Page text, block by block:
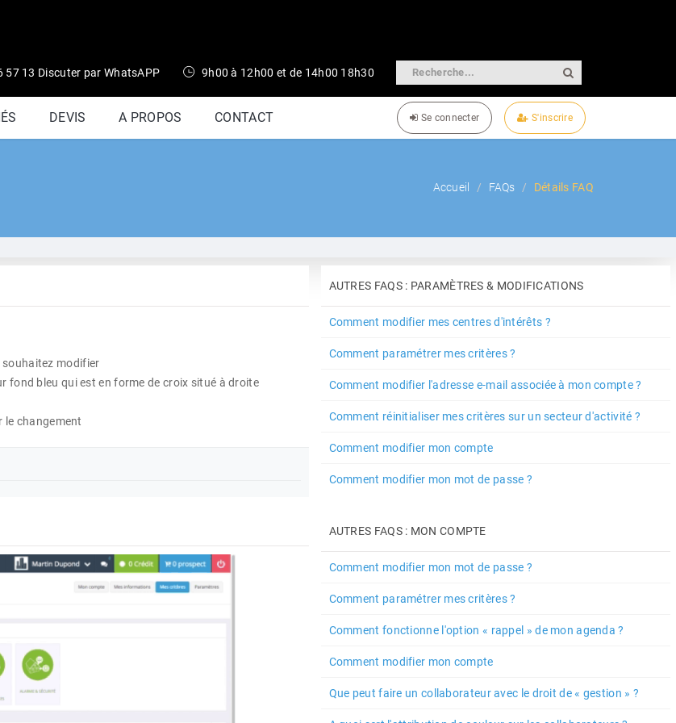
57 13 Discuter par WhatsAPP 9h00 à 12h00 et de 14h00 18h30
DEVIS A PROPOS CONTACT S'inscrire
Se connecter
Accueil FAQs Détails FAQ
souhaitez modifier
fond bleu qui est en forme de croix situé à droite
le changement
AUTRES FAQS : PARAMÈTRES & MODIFICATIONS
Comment modifier mes centres d'intérêts ?
Comment paramétrer mes critères ?
Comment modifier l'adresse e-mail associée à mon compte ?
Comment réinitialiser mes critères sur un secteur d'activité ?
Comment modifier mon compte
Comment modifier mon mot de passe ?
AUTRES FAQS : MON COMPTE
Comment modifier mon mot de passe ?
Comment paramétrer mes critères ?
Comment fonctionne l'option « rappel » de mon agenda ?
Comment modifier mon compte
Que peut faire un collaborateur avec le droit de « gestion » ?